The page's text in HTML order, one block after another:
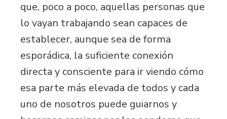
que, poco a poco, aquellas personas que
lo vayan trabajando sean capaces de
establecer, aunque sea de forma
esporádica, la suficiente conexión
directa y consciente para ir viendo cómo
esa parte más elevada de todos y cada
uno de nosotros puede guiarnos y